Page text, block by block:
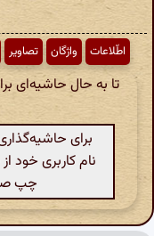
اطّلاعات واژگان تصاویر
تا به حال حاشیه‌ای
برای
نام کاربری خود
چپ